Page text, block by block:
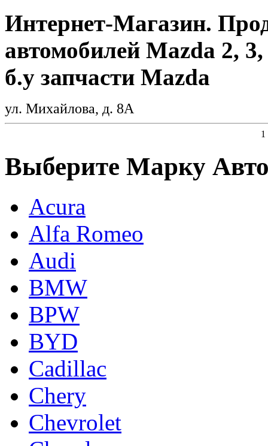
Интернет-Магазин.
автомобилей Mazda 2,
б.у запчасти Mazda
ул. Михайлова, д. 8А
1
Выберите Марку
Acura
Alfa Romeo
Audi
BMW
BPW
BYD
Cadillac
Chery
Chevrolet